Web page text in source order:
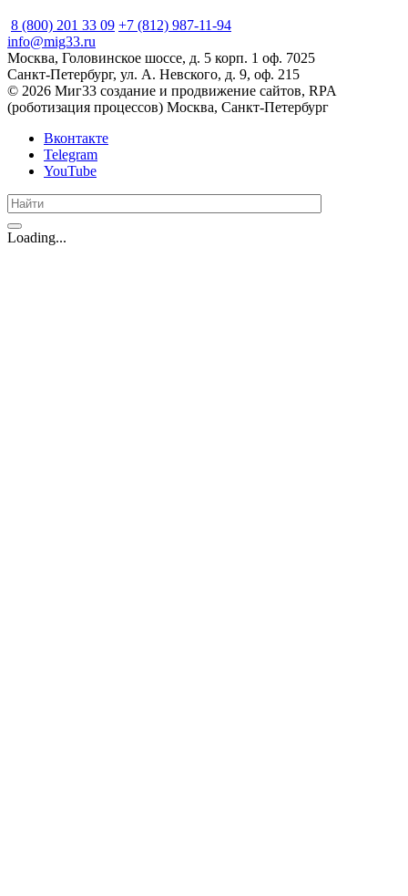
8 (800) 201 33 09 +7 (812) 987-11-94
info@mig33.ru
Москва, Головинское шоссе, д. 5 корп. 1 оф. 7025
Санкт-Петербург, ул. А. Невского, д. 9, оф. 215
© 2026 Миг33 создание и продвижение сайтов, RPA
(pоботизация процессов) Москва, Санкт-Петербург
Вконтакте
Telegram
YouTube
Loading...